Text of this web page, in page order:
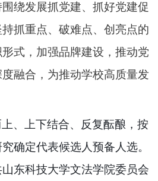
绕发展抓党建、抓好党建促
抓重点、破难点、创亮点的
式，加强品牌建设，推动党
融合，为推动学校高质量发
、上下结合、反复酝酿，按
确定代表候选人预备人选。
东科技大学文法学院委员会